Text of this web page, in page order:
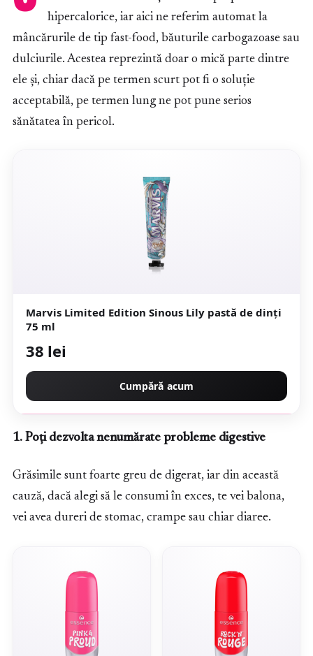
hipercalorice, iar aici ne referim automat la
mâncărurile de tip fast-food, băuturile carbogazoase sau
dulciurile. Acestea reprezintă doar o mică parte dintre
ele și, chiar dacă pe termen scurt pot fi o soluție
acceptabilă, pe termen lung ne pot pune serios
sănătatea în pericol.
Marvis Limited Edition Sinous Lily pastă de dinți
75 ml
38 lei
Cumpără acum
1. Poți dezvolta nenumărate probleme digestive
Grăsimile sunt foarte greu de digerat, iar din această
cauză, dacă alegi să le consumi în exces, te vei balona,
vei avea dureri de stomac, crampe sau chiar diaree.